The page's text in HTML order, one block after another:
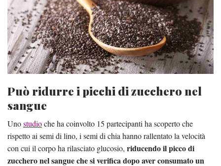
Può ridurre i picchi di zucchero nel
sangue
Unostudioche ha coinvolto 15 partecipanti ha scoperto che
rispetto ai semi di lino, i semi di chia hanno rallentato la velocità
con cui il corpo ha rilasciato glucosio, riducendo il picco di
zucchero nel sangue che si verifica dopo aver consumato un